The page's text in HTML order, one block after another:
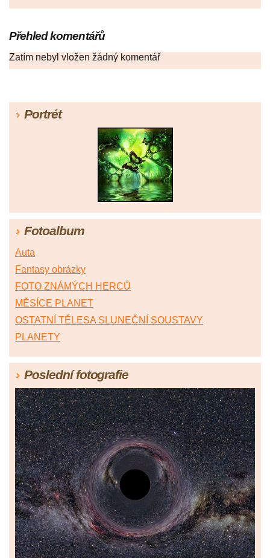
Přehled komentářů
Zatím nebyl vložen žádný komentář
Portrét
Fotoalbum
Auta
Fantasy obrázky
FOTO ZNÁMÝCH HERCŮ
MĚSÍCE PLANET
OSTATNÍ TĚLESA SLUNEČNÍ SOUSTAVY
PLANETY
Poslední fotografie